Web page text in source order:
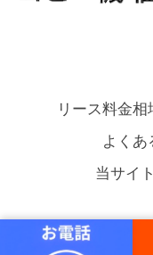
リース料金相
よくあ
当サイ